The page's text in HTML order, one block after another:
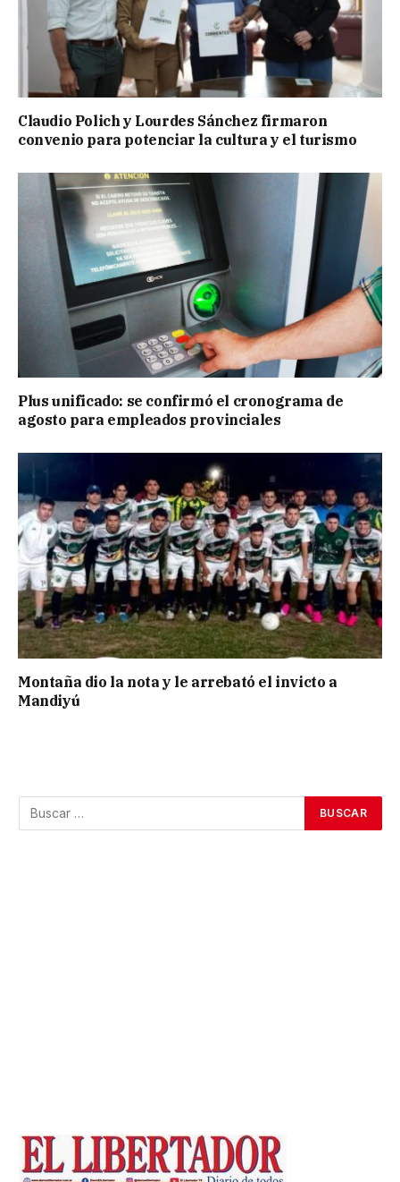
Claudio Polich y Lourdes Sánchez firmaron
convenio para potenciar la cultura y el turismo
Plus unificado: se confirmó el cronograma de
agosto para empleados provinciales
Montaña dio la nota y le arrebató el invicto a
Mandiyú